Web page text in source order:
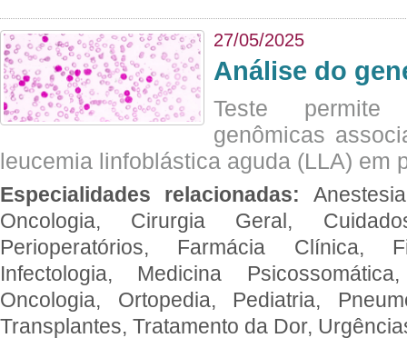
27/05/2025
Análise do
Teste permite
genômicas
leucemia linfoblástica aguda (LLA) em
Especialidades relacionadas:
Oncologia, Cirurgia Geral,
Perioperatórios, Farmácia Clínica,
Infectologia, Medicina
Oncologia, Ortopedia, Pediatria,
Transplantes, Tratamento da Dor,